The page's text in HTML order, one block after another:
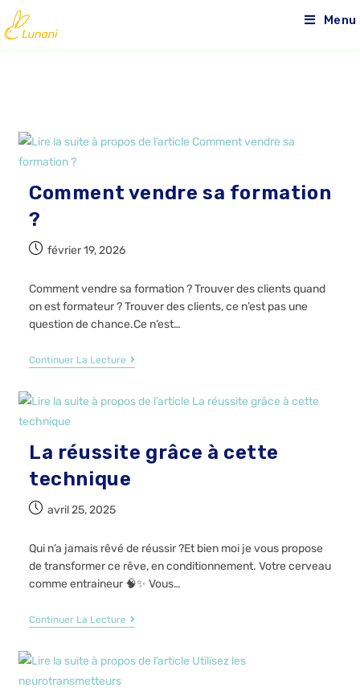
Menu
Comment vendre sa formation
?
février 19, 2026
Comment vendre sa formation ? Trouver des clients quand
on est formateur ? Trouver des clients, ce n’est pas une
question de chance.Ce n’est…
Continuer La Lecture
La réussite grâce à cette
technique
avril 25, 2025
Qui n’a jamais rêvé de réussir ?Et bien moi je vous propose
de transformer ce rêve, en conditionnement. Votre cerveau
comme entraineur 🧠✨ Vous…
Continuer La Lecture